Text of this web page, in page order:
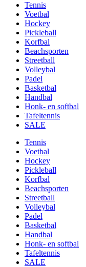
Tennis
Voetbal
Hockey
Pickleball
Korfbal
Beachsporten
Streetball
Volleybal
Padel
Basketbal
Handbal
Honk- en softbal
Tafeltennis
SALE
Tennis
Voetbal
Hockey
Pickleball
Korfbal
Beachsporten
Streetball
Volleybal
Padel
Basketbal
Handbal
Honk- en softbal
Tafeltennis
SALE